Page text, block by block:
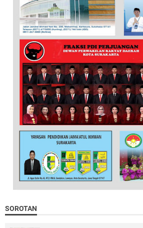
SOROTAN